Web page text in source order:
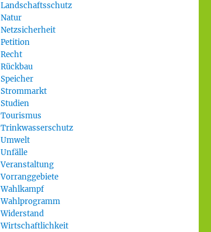
Landschaftsschutz
Natur
Netzsicherheit
Petition
Recht
Rückbau
Speicher
Strommarkt
Studien
Tourismus
Trinkwasserschutz
Umwelt
Unfälle
Veranstaltung
Vorranggebiete
Wahlkampf
Wahlprogramm
Widerstand
Wirtschaftlichkeit